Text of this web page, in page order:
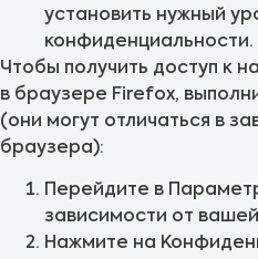
установить нужный
конфиденциальности.
Чтобы получить доступ к
в браузере Firefox,
(они могут отличаться в
браузера):
Перейдите в
зависимости от
Нажмите на